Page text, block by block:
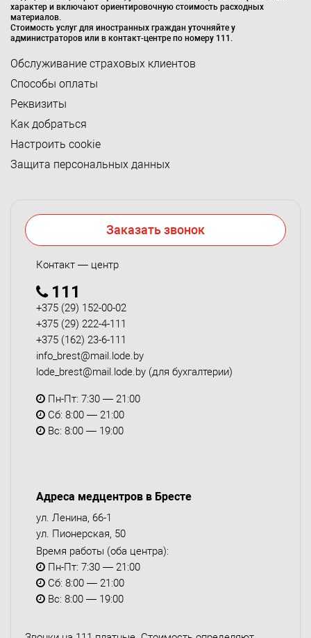
характер и включают ориентировочную стоимость расходных
материалов.
Стоимость услуг для иностранных граждан уточняйте у
администраторов или в контакт-центре по номеру 111.
Обслуживание страховых клиентов
Способы оплаты
Реквизиты
Как добраться
Настроить cookie
Защита персональных данных
Заказать звонок
Контакт — центр
111
+375 (29) 152-00-02
+375 (29) 222-4-111
+375 (162) 23-6-111
info_brest@mail.lode.by
lode_brest@mail.lode.by (для бухгалтерии)
Пн-Пт: 7:30 — 21:00
Сб: 8:00 — 21:00
Вс: 8:00 — 19:00
Адреса медцентров в Бресте
ул. Ленина, 66-1
ул. Пионерская, 50
Время работы (оба центра):
Пн-Пт: 7:30 — 21:00
Сб: 8:00 — 21:00
Вс: 8:00 — 19:00